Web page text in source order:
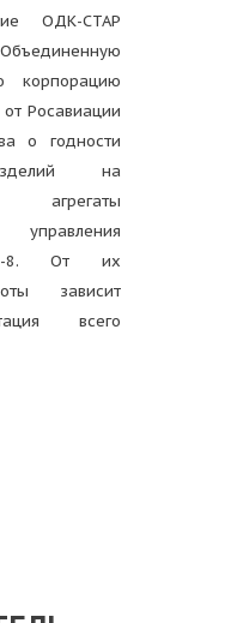
ОДК-СТАР
корпорацию
Росавиации
о годности
на
8. От их
зависит
всего